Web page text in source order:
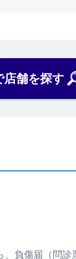
店舗を探す
、負傷届（問診